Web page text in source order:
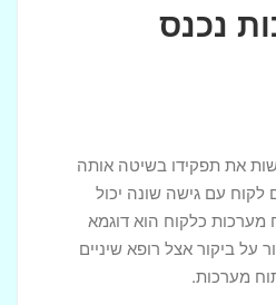
נכנס
את תפקידו בשיטה אותה
לקוח עם גישה שונה יכול
מערכות כלקוח הוא דוגמא
על ביקור אצל רופא שיניים
מערכות.